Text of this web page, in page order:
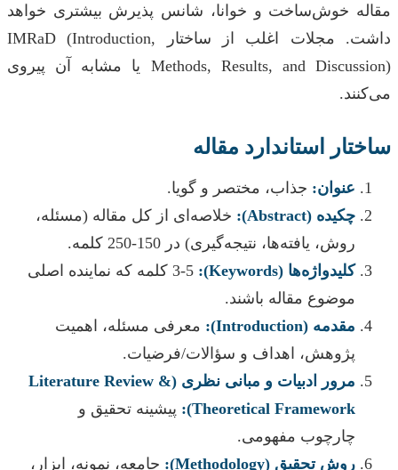
مقاله خوش‌ساخت و خوانا، شانس پذیرش بیشتری خواهد
داشت. مجلات اغلب از ساختار IMRaD (Introduction,
Methods, Results, and Discussion) یا مشابه آن پیروی
می‌کنند.
ساختار استاندارد مقاله
عنوان: جذاب، مختصر و گویا.
چکیده (Abstract):
خلاصه‌ای از کل مقاله (مسئله،
روش، یافته‌ها، نتیجه‌گیری) در 150-250 کلمه.
کلیدواژه‌ها (Keywords):
3-5 کلمه که نماینده اصلی
موضوع مقاله باشند.
مقدمه (Introduction):
معرفی مسئله، اهمیت
پژوهش، اهداف و سؤالات/فرضیات.
مرور ادبیات و مبانی نظری (Literature Review &
Theoretical Framework):
پیشینه تحقیق و
چارچوب مفهومی.
روش تحقیق (Methodology):
جامعه، نمونه، ابزار،